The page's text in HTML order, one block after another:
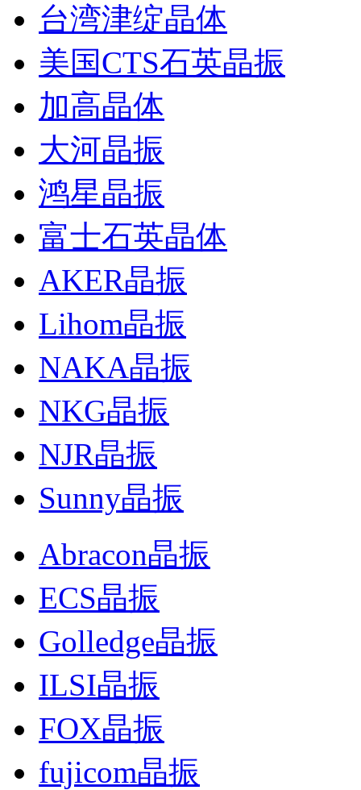
台湾津绽晶体
美国CTS石英晶振
加高晶体
大河晶振
鸿星晶振
富士石英晶体
AKER晶振
Lihom晶振
NAKA晶振
NKG晶振
NJR晶振
Sunny晶振
Abracon晶振
ECS晶振
Golledge晶振
ILSI晶振
FOX晶振
fujicom晶振